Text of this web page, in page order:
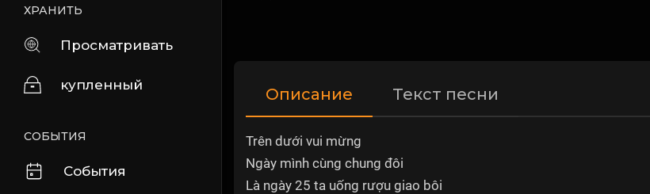
ХРАНИТЬ
Просматривать
купленный
СОБЫТИЯ
События
Описание Текст песни
Trên dưới vui mừng
Ngày mình cùng chung đôi
Là ngày 25 ta uống rượu giao bôi